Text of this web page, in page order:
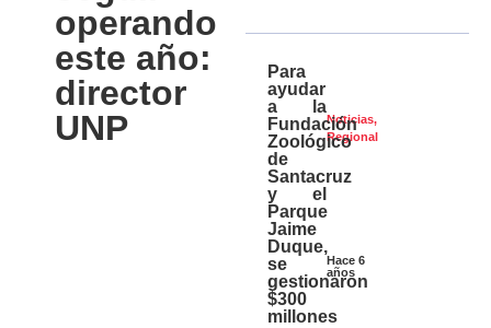
operando
este año:
director
UNP
Noticias,
Regional
Hace 6
años
Para
ayudar
a la
Fundación
Zoológico
de
Santacruz
y el
Parque
Jaime
Duque,
se
gestionaron
$300
millones